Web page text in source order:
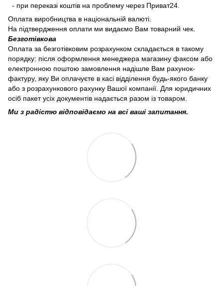
- при переказі коштів на проблему через Приват24.
Оплата виробництва в національній валюті.
На підтвердження оплати ми видаємо Вам товарний чек.
Безготівкова
Оплата за безготівковим розрахунком складається в такому
порядку: після оформлення менеджера магазину факсом або
електронною поштою замовлення надішле Вам рахунок-
фактуру, яку Ви оплачуєте в касі відділення будь-якого банку
або з розрахункового рахунку Вашої компанії. Для юридичних
осіб пакет усіх документів надається разом із товаром.
Ми з радістю відповідаємо на всі ваші запитання.